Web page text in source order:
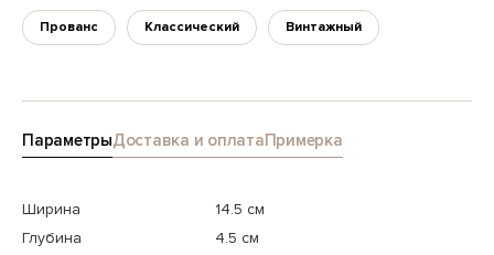
Прованс Классический Винтажный
ПараметрыДоставка и оплатаПримерка
Ширина
14.5 см
Глубина
4.5 см